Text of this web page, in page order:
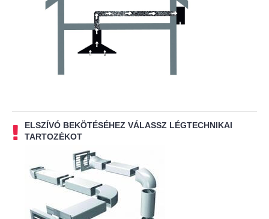
ELSZÍVÓ BEKÖTÉSÉHEZ VÁLASSZ LÉGTECHNIKAI
TARTOZÉKOT